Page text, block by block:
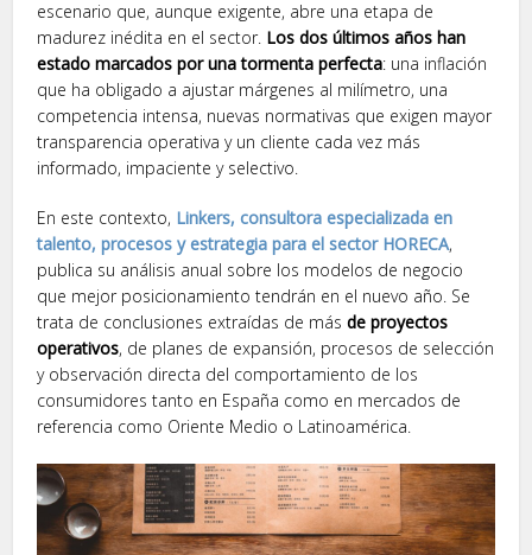
escenario que, aunque exigente, abre una etapa de
madurez inédita en el sector. Los dos últimos años han
estado marcados por una tormenta perfecta: una inflación
que ha obligado a ajustar márgenes al milímetro, una
competencia intensa, nuevas normativas que exigen mayor
transparencia operativa y un cliente cada vez más
informado, impaciente y selectivo.
En este contexto, Linkers, consultora especializada en
talento, procesos y estrategia para el sector HORECA,
publica su análisis anual sobre los modelos de negocio
que mejor posicionamiento tendrán en el nuevo año. Se
trata de conclusiones extraídas de másde proyectos
operativos, de planes de expansión, procesos de selección
y observación directa del comportamiento de los
consumidores tanto en España como en mercados de
referencia como Oriente Medio o Latinoamérica.